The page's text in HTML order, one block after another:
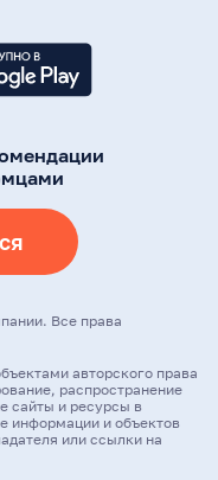
Все права
авторского права
распространение
сайты и ресурсы в
информации и объектов
или ссылки на